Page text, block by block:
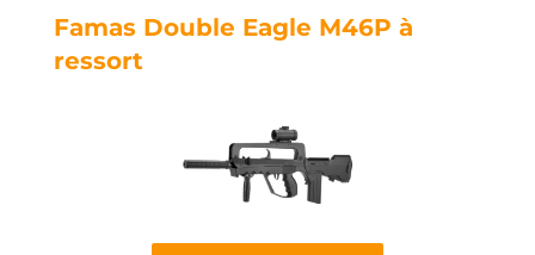
Famas Double Eagle M46P à
ressort